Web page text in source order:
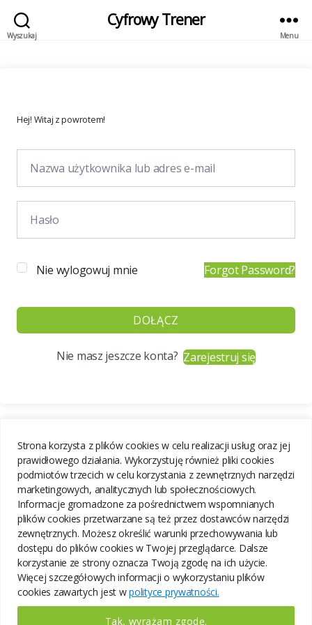
Strona korzysta z plików cookies w celu realizacji usług oraz jej
prawidłowego działania. Wykorzystuję również pliki cookies
podmiotów trzecich w celu korzystania z zewnętrznych narzędzi
marketingowych, analitycznych lub społecznościowych.
Informacje gromadzone za pośrednictwem wspomnianych
plików cookies przetwarzane są też przez dostawców narzędzi
zewnętrznych. Możesz określić warunki przechowywania lub
dostępu do plików cookies w Twojej przeglądarce. Dalsze
korzystanie ze strony oznacza Twoją zgodę na ich użycie.
Więcej szczegółowych informacji o wykorzystaniu plików
cookies zawartych jest wpolityce prywatności.
Tak, wyrażam zgodę.
Wyszukaj
Cyfrowy Trener
Menu
Hej! Witaj z powrotem!
Nie wylogowuj mnie Forgot Password?
DOŁĄCZ
Nie masz jeszcze konta?Zarejestruj się